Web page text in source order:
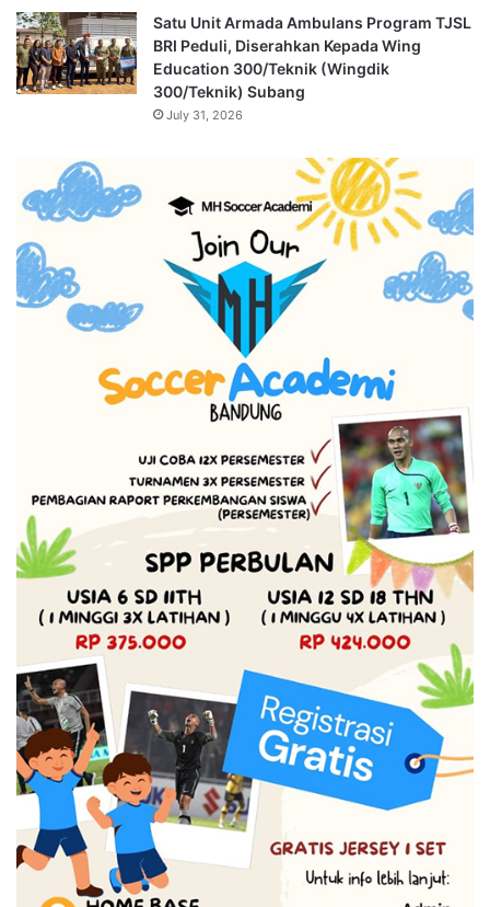
Satu Unit Armada Ambulans Program TJSL
BRI Peduli, Diserahkan Kepada Wing
Education 300/Teknik (Wingdik
300/Teknik) Subang
July 31, 2026